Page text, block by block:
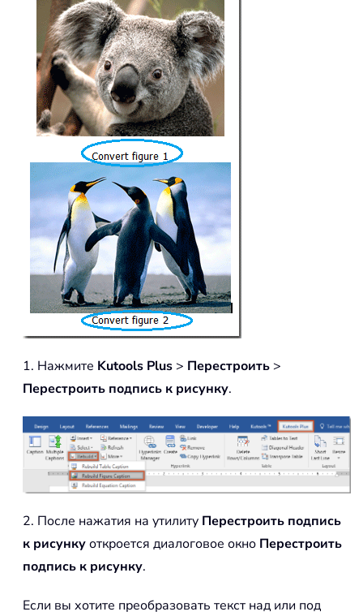
1. Нажмите Kutools Plus > Перестроить >
Перестроить подпись к рисунку.
2. После нажатия на утилиту Перестроить подпись
к рисункуоткроется диалоговое окно Перестроить
подпись к рисунку.
Если вы хотите преобразовать текст над или под